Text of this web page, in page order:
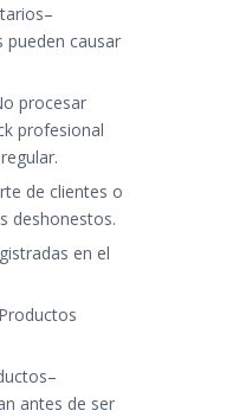
pueden causar
procesar
profesional
de clientes o
deshonestos.
en el
antes de ser